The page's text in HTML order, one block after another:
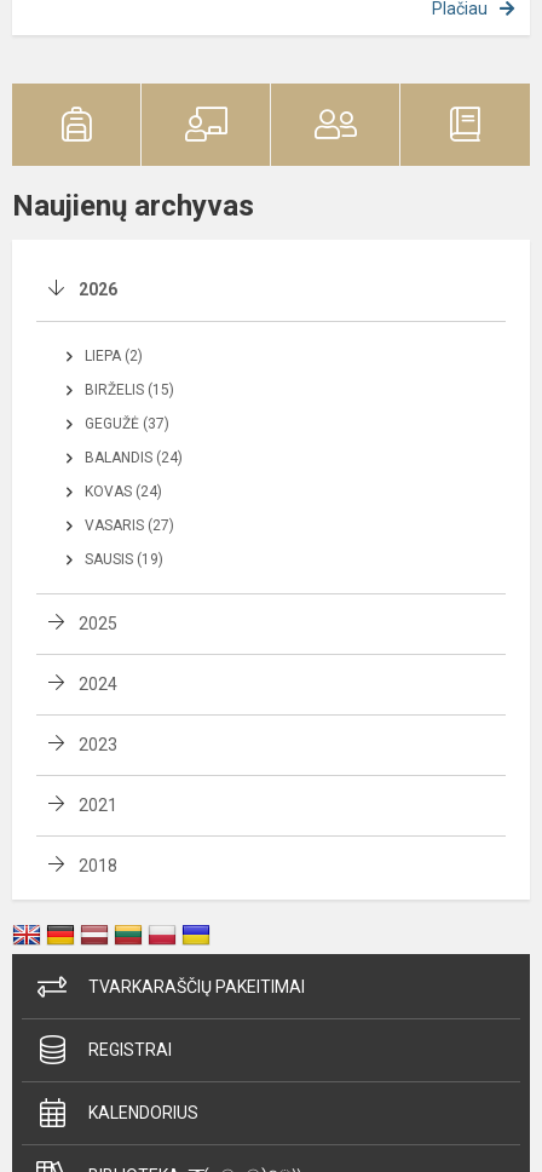
Plačiau
Naujienų archyvas
2026
LIEPA (2)
BIRŽELIS (15)
GEGUŽĖ (37)
BALANDIS (24)
KOVAS (24)
VASARIS (27)
SAUSIS (19)
2025
2024
2023
2021
2018
TVARKARAŠČIŲ PAKEITIMAI
REGISTRAI
KALENDORIUS